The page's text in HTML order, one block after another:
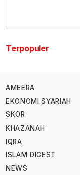
Terpopuler
AMEERA
EKONOMI SYARIAH
SKOR
KHAZANAH
IQRA
ISLAM DIGEST
NEWS